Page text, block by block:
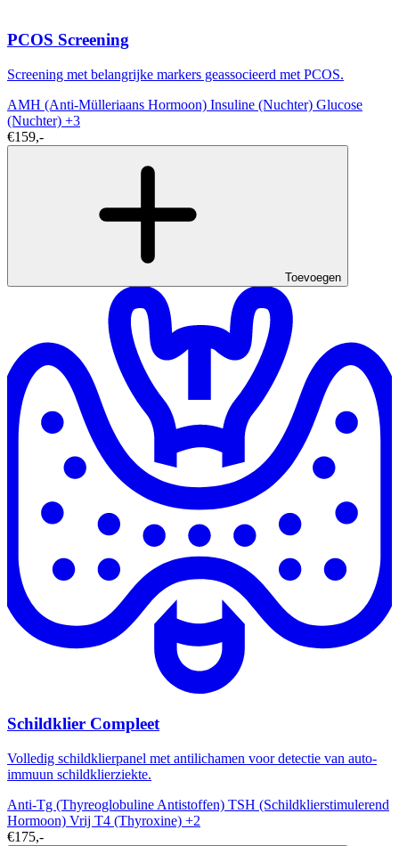
PCOS Screening
Screening met belangrijke markers geassocieerd met PCOS.
AMH (Anti-Mülleriaans Hormoon) Insuline (Nuchter) Glucose
(Nuchter) +3
€159,-
Toevoegen
Schildklier Compleet
Volledig schildklierpanel met antilichamen voor detectie van auto-
immuun schildklierziekte.
Anti-Tg (Thyreoglobuline Antistoffen) TSH (Schildklierstimulerend
Hormoon) Vrij T4 (Thyroxine) +2
€175,-